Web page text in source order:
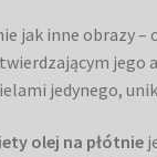
jak inne obrazy
jego
jedynego,
olej na płótnie